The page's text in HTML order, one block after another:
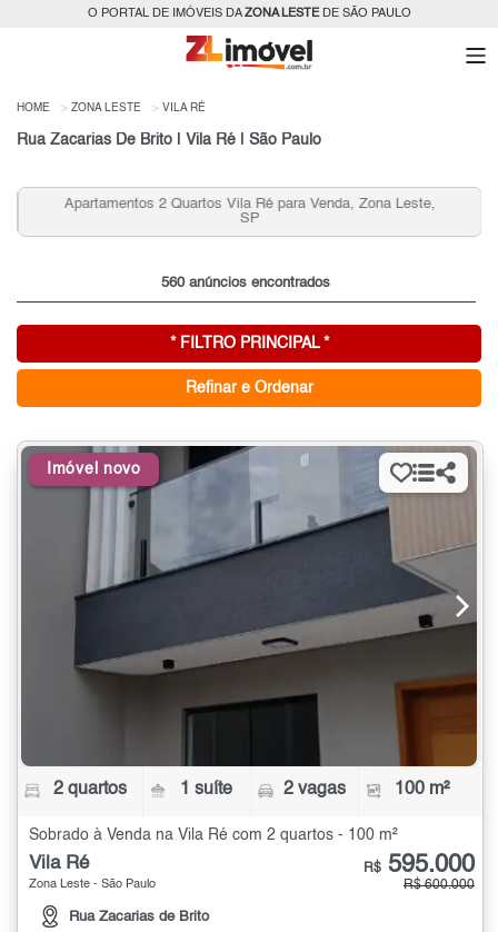
O PORTAL DE IMÓVEIS DAZONA LESTEDE SÃO PAULO
HOME ZONA LESTE VILA RÉ
Rua Zacarias De Brito | Vila Ré | São Paulo
Apartamentos 2 Quartos Vila Ré para Venda, Zona Leste,
SP
560 anúncios encontrados
* FILTRO PRINCIPAL *
Refinar e Ordenar
Imóvel novo
2 quartos 1 suíte 2 vagas 100 m²
Sobrado à Venda na Vila Ré com 2 quartos - 100 m²
Vila Ré
Zona Leste - São Paulo
Rua Zacarias de Brito
R$ 595.000
R$ 600.000